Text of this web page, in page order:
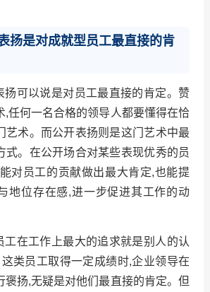
扬是对成就型员工最直接的肯
可以说是对员工最直接的肯定。赞
,任何一名合格的领导人都要懂得在恰
艺术。而公开表扬则是这门艺术中最
式。在公开场合对某些表现优秀的员
对员工的贡献做出最大肯定,也能提
地位存在感,进一步促进其工作的动
在工作上最大的追求就是别人的认
类员工取得一定成绩时,企业领导在
褒扬,无疑是对他们最直接的肯定。但